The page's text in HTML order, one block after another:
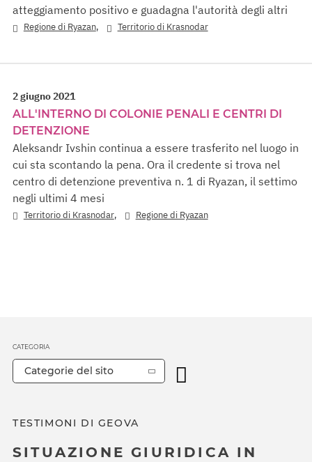
atteggiamento positivo e guadagna l'autorità degli altri
Regione di Ryazan, Territorio di Krasnodar
2 giugno 2021
ALL'INTERNO DI COLONIE PENALI E CENTRI DI
DETENZIONE
Aleksandr Ivshin continua a essere trasferito nel luogo in
cui sta scontando la pena. Ora il credente si trova nel
centro di detenzione preventiva n. 1 di Ryazan, il settimo
negli ultimi 4 mesi
Territorio di Krasnodar, Regione di Ryazan
TESTIMONI DI GEOVA
SITUAZIONE GIURIDICA IN
CATEGORIA
Categorie del sito